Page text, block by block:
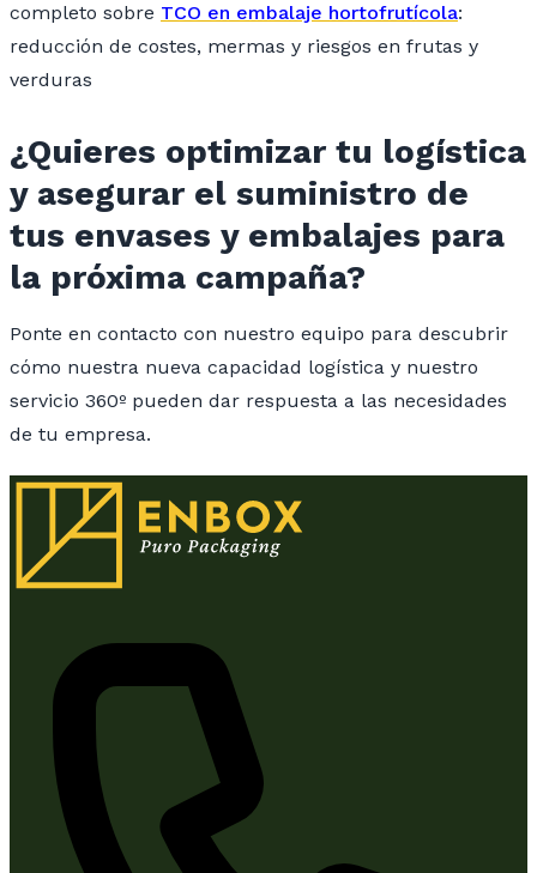
completo sobre TCO en embalaje hortofrutícola:
reducción de costes, mermas y riesgos en frutas y
verduras
¿Quieres optimizar tu logística
y asegurar el suministro de
tus envases y embalajes para
la próxima campaña?
Ponte en contacto con nuestro equipo para descubrir
cómo nuestra nueva capacidad logística y nuestro
servicio 360º pueden dar respuesta a las necesidades
de tu empresa.